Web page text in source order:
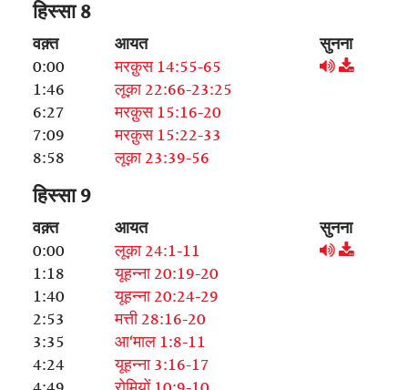
हिस्सा 8
वक़्त आयत
सुनना
0:00
1:46
6:27
7:09
8:58
मरक़ुस 14:55-65
लूक़ा 22:66-23:25
मरक़ुस 15:16-20
मरक़ुस 15:22-33
लूक़ा 23:39-56
हिस्सा 9
वक़्त आयत
सुनना
0:00
1:18
1:40
2:53
3:35
4:24
लूक़ा 24:1-11
यूहन्ना 20:19-20
यूहन्ना 20:24-29
मत्ती 28:16-20
आ‘माल 1:8-11
यूहन्ना 3:16-17